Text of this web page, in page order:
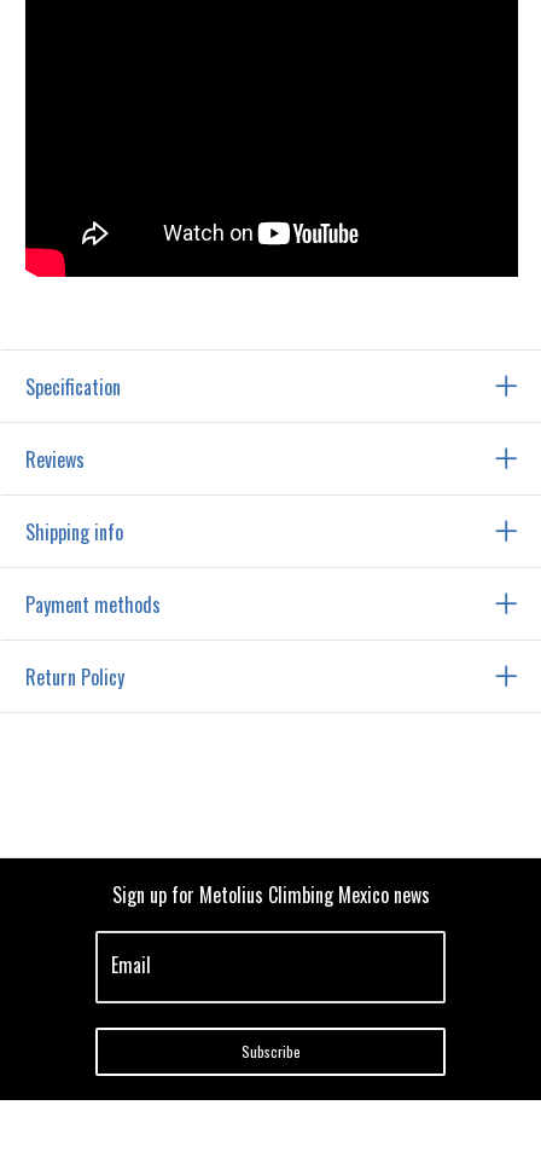
Specification
Reviews
Shipping info
Payment methods
Return Policy
Sign up for Metolius Climbing Mexico news
Email
Subscribe